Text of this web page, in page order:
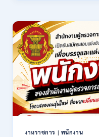
สมัคร
17
–
21
สิงหาคม
2569
ล้าน
เชียงใหม่
เปิด
รับ
สมัคร
คัด
เลือก
บุคคล
เพื่อ
เป็น
งานราชการ | พนักงาน